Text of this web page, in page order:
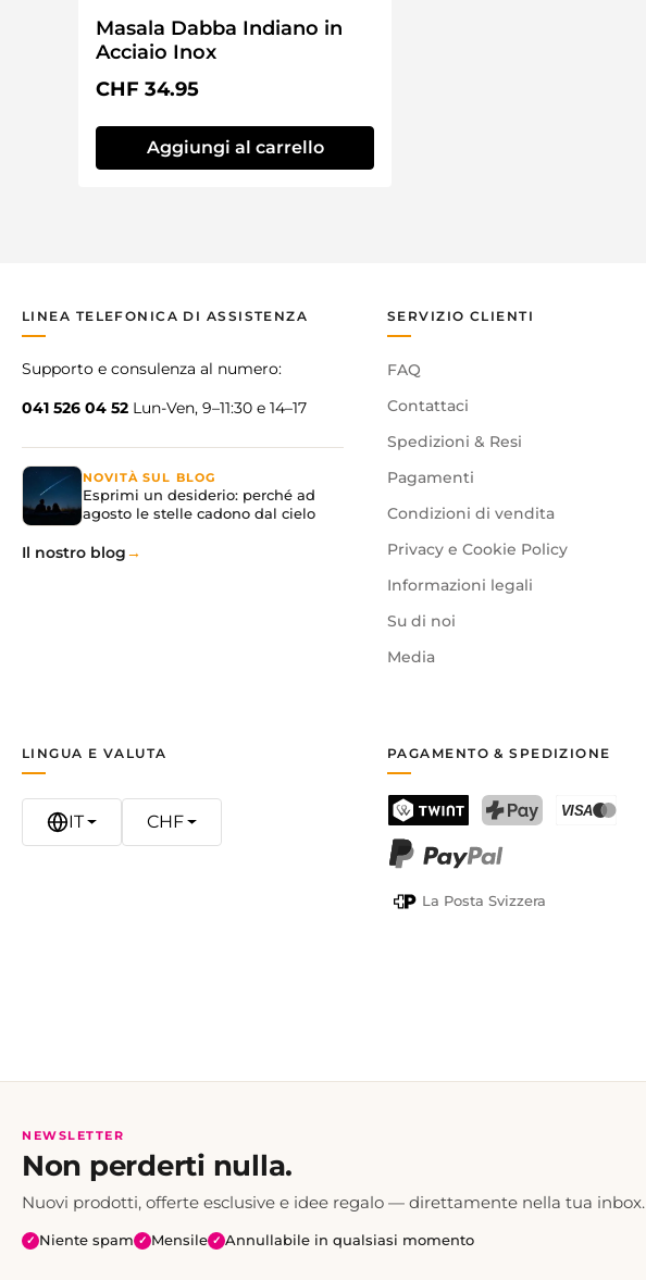
Masala Dabba Indiano in
Acciaio Inox
Prezzo normale:
CHF 34.95
Aggiungi al carrello
LINEA TELEFONICA DI ASSISTENZA
Supporto e consulenza al numero:
041 526 04 52 Lun-Ven, 9–11:30 e 14–17
NOVITÀ SUL BLOG
Esprimi un desiderio: perché ad
agosto le stelle cadono dal cielo
Il nostro blog
SERVIZIO CLIENTI
FAQ
Contattaci
Spedizioni & Resi
Pagamenti
Condizioni di vendita
Privacy e Cookie Policy
Informazioni legali
Su di noi
Media
PAGAMENTO & SPEDIZIONE
TWINT
La Posta Svizzera
LINGUA E VALUTA
IT CHF
NEWSLETTER
Non perderti nulla.
Nuovi prodotti, offerte esclusive e idee regalo — direttamente nella tua inbox.
✓ Niente spam ✓ Mensile ✓ Annullabile in qualsiasi momento